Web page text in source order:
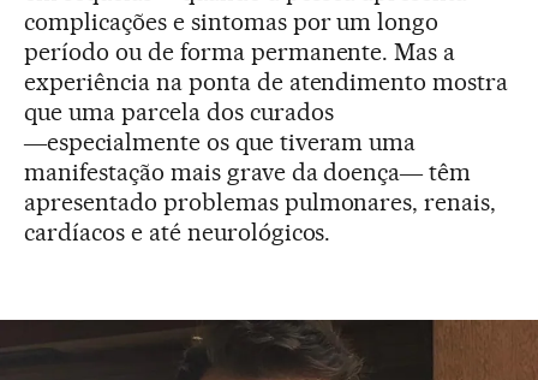
complicações e sintomas por um longo
período ou de forma permanente. Mas a
experiência na ponta de atendimento mostra
que uma parcela dos curados
―especialmente os que tiveram uma
manifestação mais grave da doença― têm
apresentado problemas pulmonares, renais,
cardíacos e até neurológicos.